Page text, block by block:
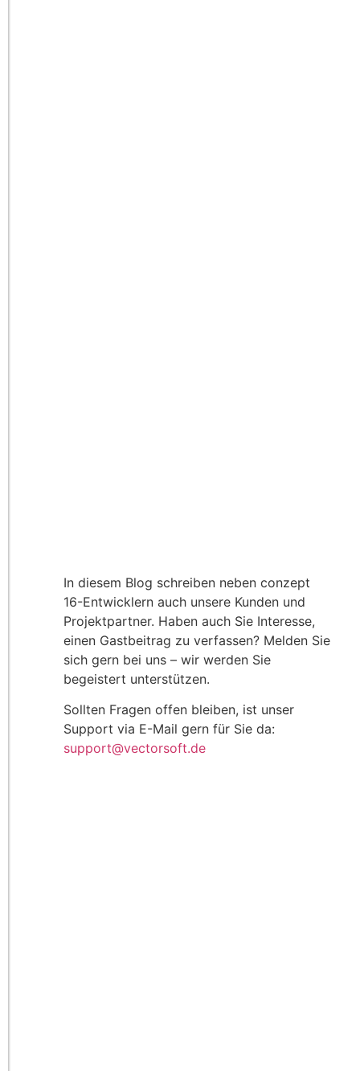
In diesem Blog schreiben neben conzept
16-Entwicklern auch unsere Kunden und
Projektpartner. Haben auch Sie Interesse,
einen Gastbeitrag zu verfassen? Melden Sie
sich gern bei uns – wir werden Sie
begeistert unterstützen.
Sollten Fragen offen bleiben, ist unser
Support via E-Mail gern für Sie da:
support@vectorsoft.de